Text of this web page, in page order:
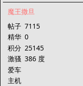
魔王撒旦
帖子 7115
精华 0
积分 25145
激骚 386 度
爱车
主机